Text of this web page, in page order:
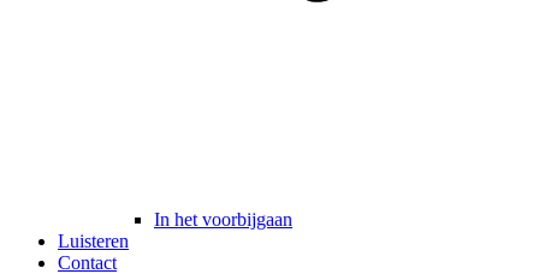
In het voorbijgaan
Luisteren
Contact